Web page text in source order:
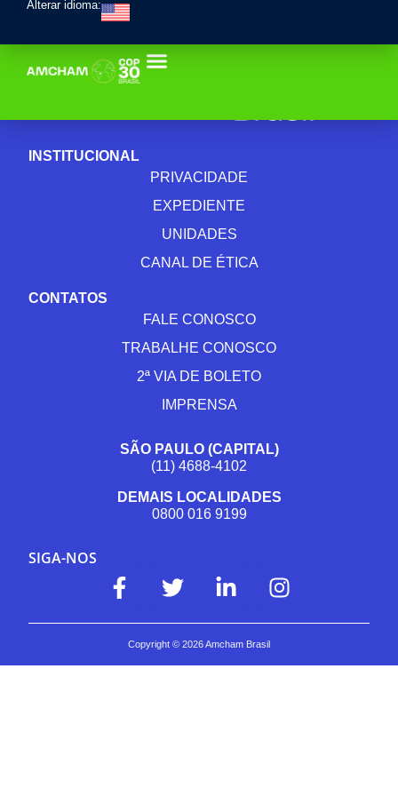
Alterar idioma:
INSTITUCIONAL
PRIVACIDADE
EXPEDIENTE
UNIDADES
CANAL DE ÉTICA
CONTATOS
FALE CONOSCO
TRABALHE CONOSCO
2ª VIA DE BOLETO
IMPRENSA
SÃO PAULO (CAPITAL)
(11) 4688-4102
DEMAIS LOCALIDADES
0800 016 9199
SIGA-NOS
Copyright © 2026Amcham Brasil